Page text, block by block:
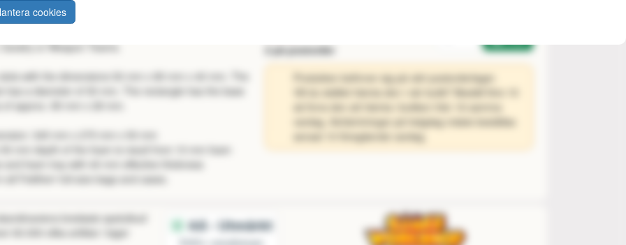
or Weapon Teams.
slots with the dimensions 50 mm x 85 mm x 40 mm. The
has a diameter of 50 mm. The rectangle has the base
of approx. 85 mm x 28 mm.
345 mm x 275 mm x 50 mm
50 mm depth of the foam is result from 10 mm foam
and foam tray with 40 mm effective thickness
all Feldherr full-size bags and cases.
2 på postorder
Produkten befinner sig på vårt postorderlager.
Vill du istället hämta den i vår butik? Beställ före 10
så finns den att hämta i butiken från 16 samma
vardag. Avhämtningar på helgdag måste beställas
senast 10 föregående vardag.
bredaste spelutbud
60.000 olika artiklar i lager
cookies